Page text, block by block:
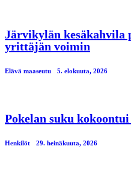
Järvikylän kesäkahvila
yrittäjän voimin
Elävä maaseutu 5. elokuuta, 2026
Pokelan suku
Henkilöt 29. heinäkuuta, 2026